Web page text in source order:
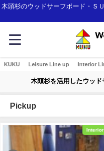
木頭杉のウッドサーフボード・Ｓ
KUKU Leisure Line up Interior
木頭杉を活用したウッ
Pickup
Interior